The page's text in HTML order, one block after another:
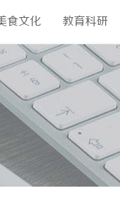
食文化 教育科研